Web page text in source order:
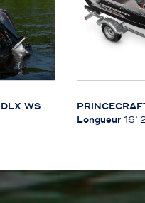
WS
Longueur16’